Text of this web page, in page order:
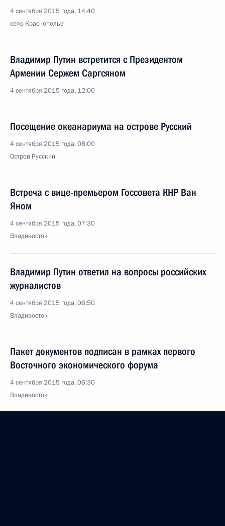
4 сентября 2015 года, 14:40
село Краснополье
Владимир Путин встретится с Президентом
Армении Сержем Саргсяном
4 сентября 2015 года, 12:00
Посещение океанариума на острове Русский
4 сентября 2015 года, 08:00
Остров Русский
Встреча с вице-премьером Госсовета КНР Ван
Яном
4 сентября 2015 года, 07:30
Владивосток
Владимир Путин ответил на вопросы российских
журналистов
4 сентября 2015 года, 06:50
Владивосток
Пакет документов подписан в рамках первого
Восточного экономического форума
4 сентября 2015 года, 06:30
Владивосток